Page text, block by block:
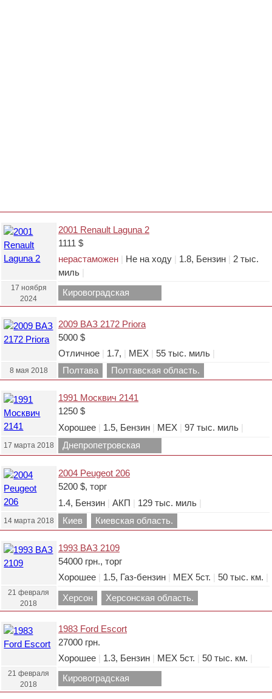
2001 Renault Laguna 2
1111 $
нерастаможен
Не на ходу 1.8, Бензин
2 тыс.
миль
17 ноября
2024
Кировоградская
область.
2009 ВАЗ 2172 Priora
5000 $
Отличное
1.7, МЕХ 55 тыс. миль
8 мая 2018 Полтава Полтавская область.
1991 Москвич 2141
1250 $
Хорошее
1.5, Бензин МЕХ 97 тыс. миль
17 марта 2018
Днепропетровская
область.
2004 Peugeot 206
5200 $, торг
1.4, Бензин
АКП 129 тыс. миль
14 марта 2018 Киев Киевская область.
1993 ВАЗ 2109
54000 грн., торг
Хорошее
1.5, Газ-бензин МЕХ 5ст. 50 тыс. км.
21 февраля
2018
Херсон Херсонская область.
1983 Ford Escort
27000 грн.
Хорошее
1.3, Бензин МЕХ 5ст. 50 тыс. км.
21 февраля
2018
Кировоградская
область.